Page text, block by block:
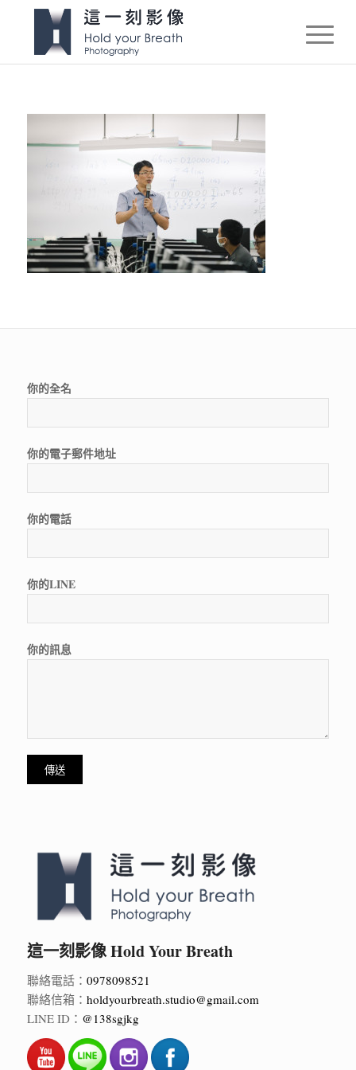
這一刻影像 Hold Your Breath
聯絡電話： 0978098521
聯絡信箱： holdyourbreath.studio@gmail.com
LINE ID： @138sgjkg
你的全名
你的電子郵件地址
你的電話
你的LINE
你的訊息